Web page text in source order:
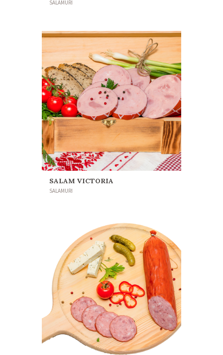
SALAMURI
SALAM VICTORIA
SALAMURI